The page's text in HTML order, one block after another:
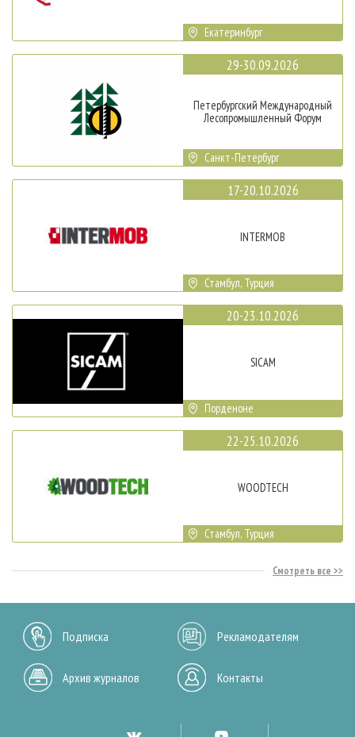
Екатеринбург
29-30.09.2026
Петербургский Международный
Лесопромышленный Форум
Санкт-Петербург
17-20.10.2026
INTERMOB
Стамбул, Турция
20-23.10.2026
SICAM
Порденоне
22-25.10.2026
WOODTECH
Стамбул, Турция
Смотреть все
Подписка Рекламодателям
Архив журналов Контакты